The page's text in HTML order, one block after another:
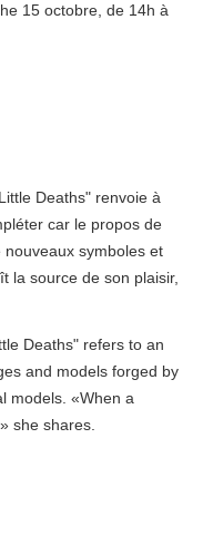
15 octobre, de 14h à
Deaths" renvoie à
car le propos de
symboles et
la source de son plaisir,
Deaths" refers to an
and models forged by
models. «When a
she shares.